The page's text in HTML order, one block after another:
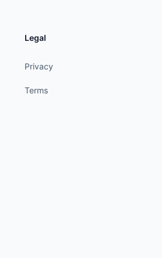
Legal
Privacy
Terms